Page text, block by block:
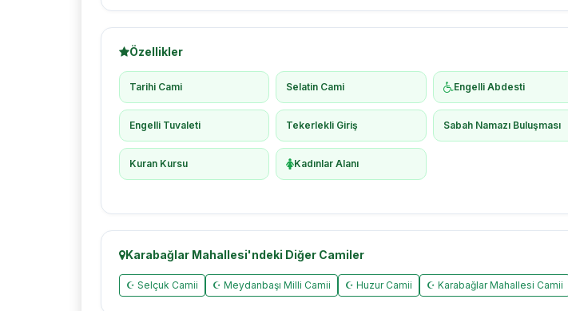
Özellikler
Tarihi Cami Selatin Cami Engelli Abdesti
Engelli Tuvaleti Tekerlekli Giriş Sabah Namazı Buluşması
Kuran Kursu Kadınlar Alanı
Karabağlar Mahallesi'ndeki Diğer Camiler
☪ Selçuk Camii ☪ Meydanbaşı Milli Camii ☪ Huzur Camii ☪ Karabağlar Mahallesi Camii